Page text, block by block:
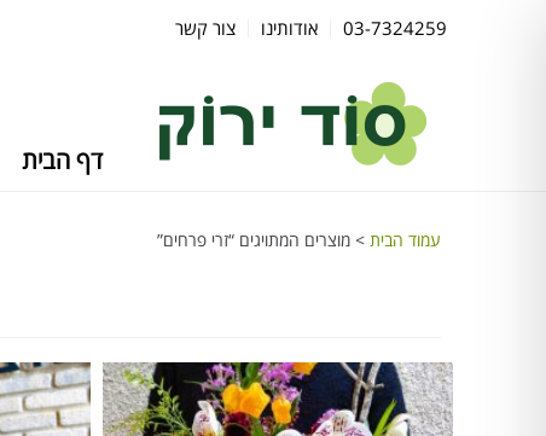
03-7324259 אודותינו צור קשר
דף הבית
עמוד הבית > מוצרים המתויגים “זרי פרחים”